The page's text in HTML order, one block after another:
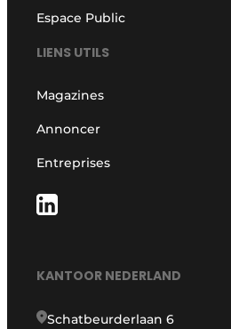
Espace Public
LIENS UTILS
Magazines
Annoncer
Entreprises
KANTOOR NEDERLAND
Schatbeurderlaan 6